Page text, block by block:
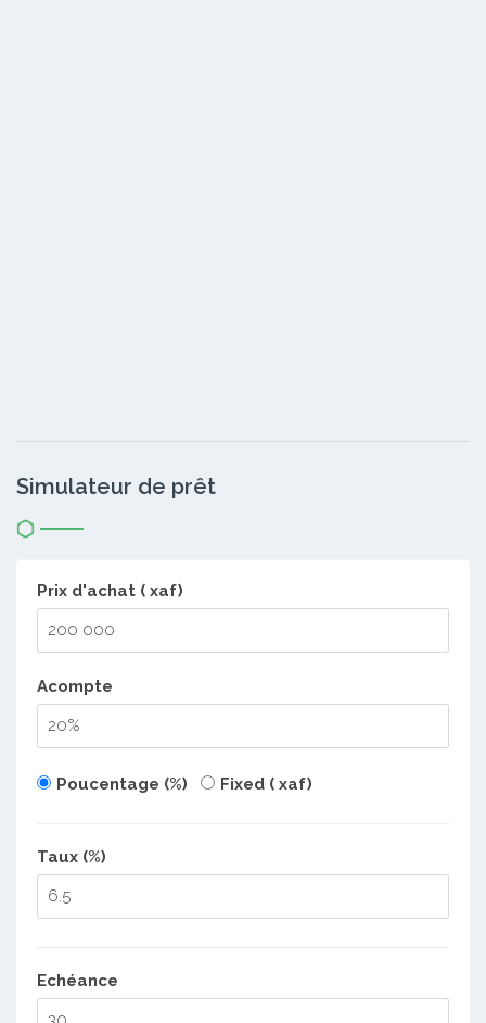
Simulateur de prêt
Prix d'achat ( xaf)
Acompte
Poucentage (%) Fixed ( xaf)
Taux (%)
Echéance